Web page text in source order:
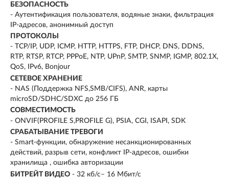
БЕЗОПАСНОСТЬ
- Аутентификация пользователя, водяные знаки, фильтрация
IP-адресов, анонимный доступ
ПРОТОКОЛЫ
- TCP/IP, UDP, ICMP, HTTP, HTTPS, FTP, DHCP, DNS, DDNS,
RTP, RTSP, RTCP, PPPoE, NTP, UPnP, SMTP, SNMP, IGMP, 802.1X,
QoS, IPv6, Bonjour
СЕТЕВОЕ ХРАНЕНИЕ
- NAS (Поддержка NFS,SMB/CIFS), ANR, карты
microSD/SDHC/SDXC до 256 ГБ
СОВМЕСТИМОСТЬ
- ONVIF(PROFILE S,PROFILE G), PSIA, CGI, ISAPI, SDK
СРАБАТЫВАНИЕ ТРЕВОГИ
- Smart-функции, обнаружение несанкционированных
действий, разрыв сети, конфликт IP-адресов, ошибки
хранилища , ошибка авторизации
БИТРЕЙТ ВИДЕО - 32 кб/с– 16 Мбит/с